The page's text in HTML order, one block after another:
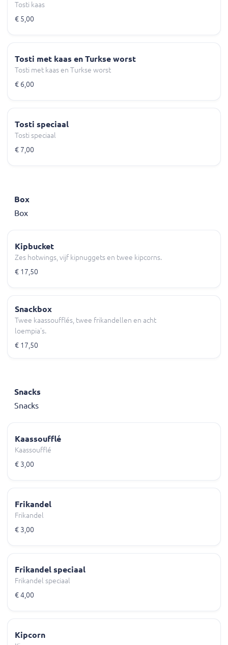
Tosti kaas
€ 5,00
Tosti met kaas en Turkse worst
Tosti met kaas en Turkse worst
€ 6,00
Tosti speciaal
Tosti speciaal
€ 7,00
Box
Box
Kipbucket
Zes hotwings, vijf kipnuggets en twee kipcorns.
€ 17,50
Snackbox
Twee kaassoufflés, twee frikandellen en acht
loempia's.
€ 17,50
Snacks
Snacks
Kaassoufflé
Kaassoufflé
€ 3,00
Frikandel
Frikandel
€ 3,00
Frikandel speciaal
Frikandel speciaal
€ 4,00
Kipcorn